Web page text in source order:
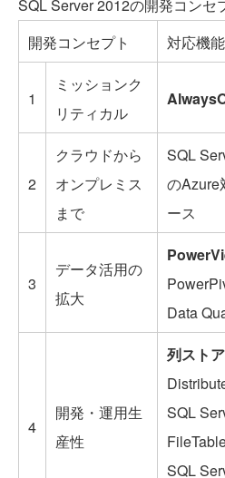
SQL Server 2012の開発コンセ
開発コンセプト
対応機能
1
ミッションク
リティカル
2
クラウドから
オンプレミス
まで
SQL
のAzure
ース
3
データ活用の
拡大
Data
4
開発・運用生
産性
列スト
SQL
SQL